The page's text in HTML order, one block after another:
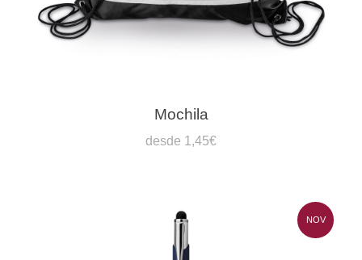
Mochila
desde 1,45€
NOV